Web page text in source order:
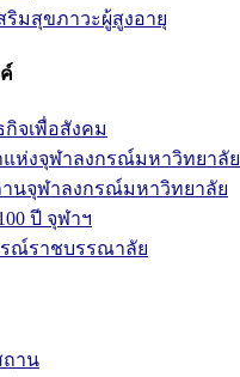
ริมสุขภาวะผู้สูงอายุ
จเพื่อสังคม
ห่งจุฬาลงกรณ์มหาวิทยาลัย
นจุฬาลงกรณ์มหาวิทยาลัย
ปี จุฬาฯ
ณ์ราชบรรณาลัย
ถาน